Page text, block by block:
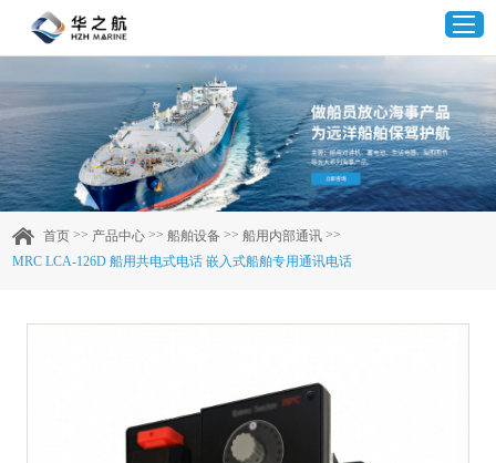
首页
产品中心
企业实力
客户案例
联系我们
首页 >> 产品中心 >>船舶设备 >>船用内部通讯 >>
MRC LCA-126D 船用共电式电话 嵌入式船舶专用通讯电话